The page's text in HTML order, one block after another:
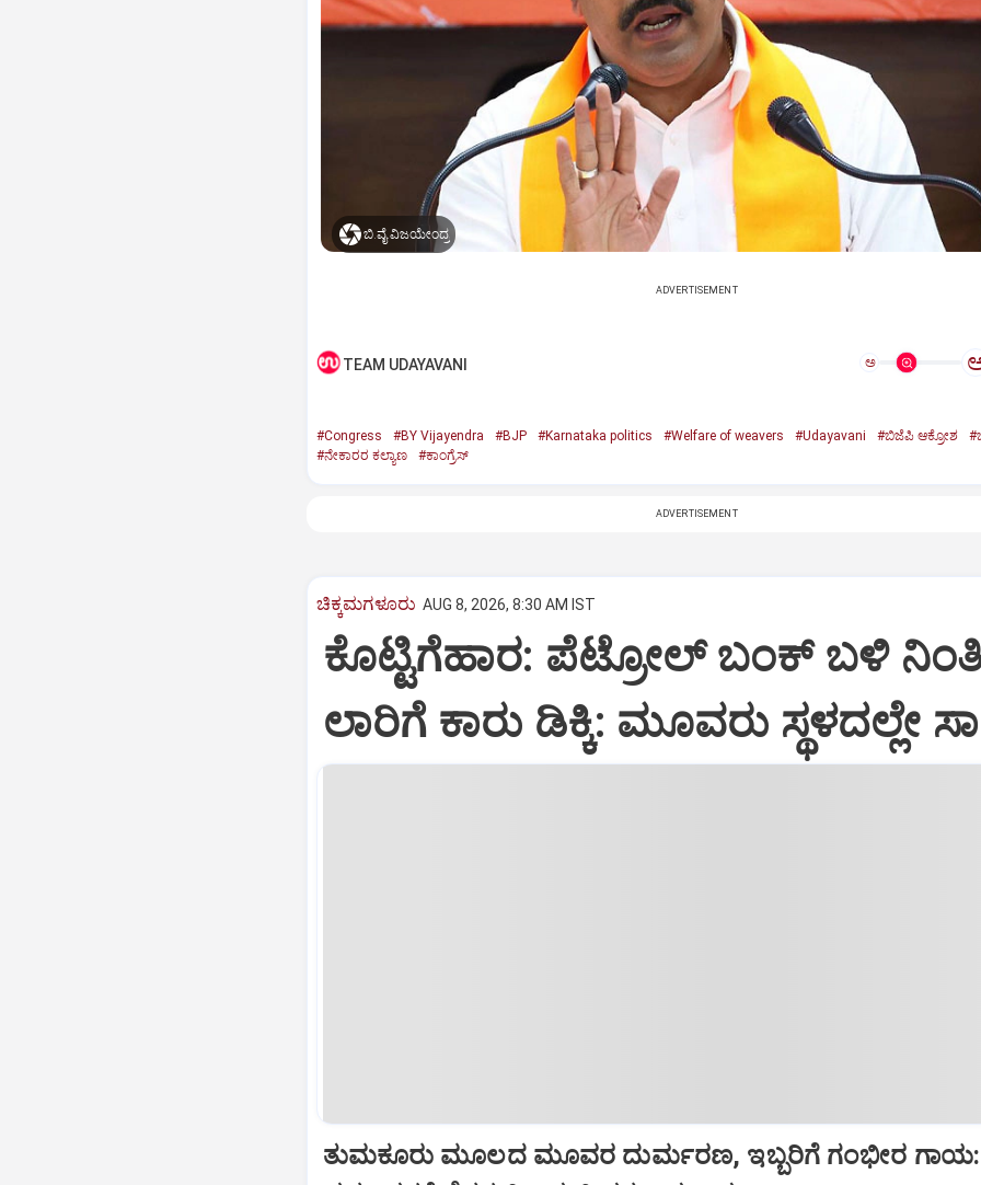
ಬಿ.ವೈ.ವಿಜಯೇಂದ್ರ
ADVERTISEMENT
TEAM UDAYAVANI ಅ
#Congress #BY Vijayendra #BJP #Karnataka politics #Welfare of weavers #Udayavani #ಬಿಜೆಪಿ ಆಕ್ರೋಶ
#ನೇಕಾರರ ಕಲ್ಯಾಣ
#ಕಾಂಗ್ರೆಸ್‌
ADVERTISEMENT
ಚಿಕ್ಕಮಗಳೂರು AUG 8, 2026, 8:30 AM IST
ಕೊಟ್ಟಿಗೆಹಾರ: ಪೆಟ್ರೋಲ್ ಬಂಕ್ ಬಳಿ
ಲಾರಿಗೆ ಕಾರು ಡಿಕ್ಕಿ: ಮೂವರು ಸ್ಥಳದಲ್ಲೇ
ತುಮಕೂರು ಮೂಲದ ಮೂವರ ದುರ್ಮರಣ, ಇಬ್ಬರಿಗೆ ಗಂಭೀರ ಗಾಯ: